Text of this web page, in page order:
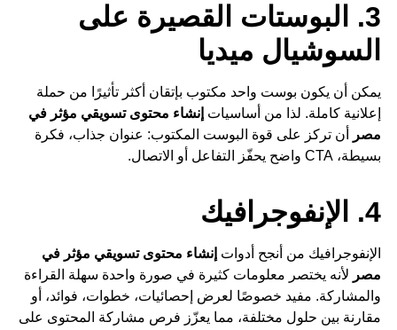
3. البوستات القصيرة على
السوشيال ميديا
يمكن أن يكون بوست واحد مكتوب بإتقان أكثر تأثيرًا من حملة
إعلانية كاملة. لذا من أساسيات إنشاء محتوى تسويقي مؤثر في
مصر
أن تركز على قوة البوست المكتوب: عنوان جذاب، فكرة
بسيطة، CTA واضح يحفّز التفاعل أو الاتصال.
4. الإنفوجرافيك
الإنفوجرافيك من أنجح أدوات إنشاء محتوى تسويقي مؤثر في
مصر لأنه يختصر معلومات كثيرة في صورة واحدة سهلة القراءة
والمشاركة. مفيد خصوصًا لعرض إحصائيات، خطوات، فوائد، أو
مقارنة بين حلول مختلفة، مما يعزّز فرص مشاركة المحتوى على